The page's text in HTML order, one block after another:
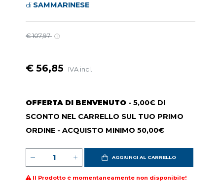
di SAMMARINESE
€ 107,97
€ 56,85 IVA incl.
OFFERTA DI BENVENUTO - 5,00€ DI
SCONTO NEL CARRELLO SUL TUO PRIMO
ORDINE - ACQUISTO MINIMO 50,00€
AGGIUNGI AL CARRELLO
Il Prodotto è momentaneamente non disponibile!